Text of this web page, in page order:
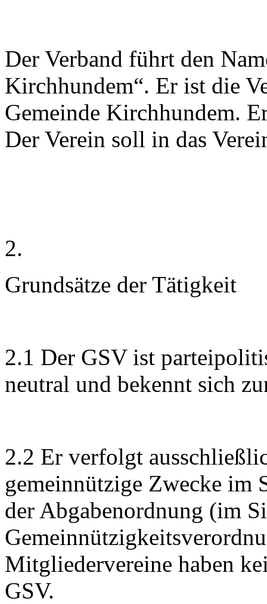
Der Verband führt den
Kirchhundem“. Er ist die
Gemeinde Kirchhundem.
Der Verein soll in das
2.
Grundsätze der Tätigkeit
2.1 Der GSV ist
neutral und bekennt sich
2.2 Er verfolgt
gemeinnützige Zwecke im
der Abgabenordnung (im
Mitgliedervereine haben
GSV.